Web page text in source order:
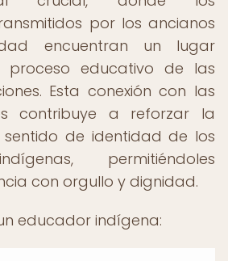
por los ancianos
encuentran un lugar
proceso educativo de las
Esta conexión con las
contribuye a reforzar la
de identidad de los
permitiéndoles
con orgullo y dignidad.
educador indígena: